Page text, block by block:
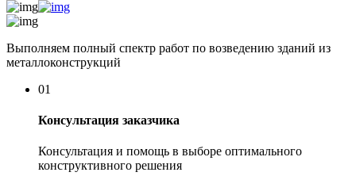
Выполняем полный спектр работ по возведению зданий из
металлоконструкций
01
Консультация заказчика
Консультация и помощь в выборе оптимального
конструктивного решения